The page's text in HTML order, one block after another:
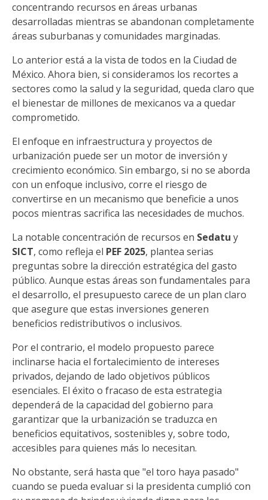
concentrando recursos en áreas urbanas
desarrolladas mientras se abandonan completamente
áreas suburbanas y comunidades marginadas.
Lo anterior está a la vista de todos en la Ciudad de
México. Ahora bien, si consideramos los recortes a
sectores como la salud y la seguridad, queda claro que
el bienestar de millones de mexicanos va a quedar
comprometido.
El enfoque en infraestructura y proyectos de
urbanización puede ser un motor de inversión y
crecimiento económico. Sin embargo, si no se aborda
con un enfoque inclusivo, corre el riesgo de
convertirse en un mecanismo que beneficie a unos
pocos mientras sacrifica las necesidades de muchos.
La notable concentración de recursos en Sedatu y
SICT, como refleja el PEF 2025, plantea serias
preguntas sobre la dirección estratégica del gasto
público. Aunque estas áreas son fundamentales para
el desarrollo, el presupuesto carece de un plan claro
que asegure que estas inversiones generen
beneficios redistributivos o inclusivos.
Por el contrario, el modelo propuesto parece
inclinarse hacia el fortalecimiento de intereses
privados, dejando de lado objetivos públicos
esenciales. El éxito o fracaso de esta estrategia
dependerá de la capacidad del gobierno para
garantizar que la urbanización se traduzca en
beneficios equitativos, sostenibles y, sobre todo,
accesibles para quienes más lo necesitan.
No obstante, será hasta que "el toro haya pasado"
cuando se pueda evaluar si la presidenta cumplió con